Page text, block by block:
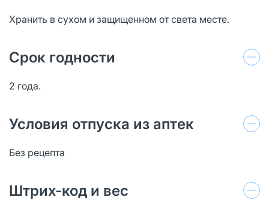
Хранить в сухом и защищенном от света месте.
Срок годности
2 года.
Условия отпуска из аптек
Без рецепта
Штрих-код и вес